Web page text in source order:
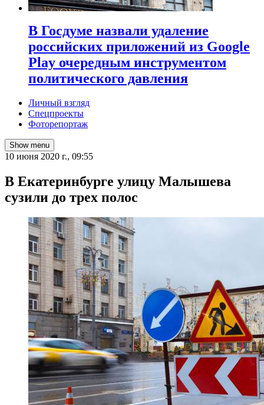
В Госдуме назвали удаление
российских приложений из Google
Play очередным инструментом
политического давления
Личный взгляд
Спецпроекты
Фоторепортаж
Show menu
10 июня 2020 г., 09:55
В Екатеринбурге улицу Малышева
сузили до трех полос